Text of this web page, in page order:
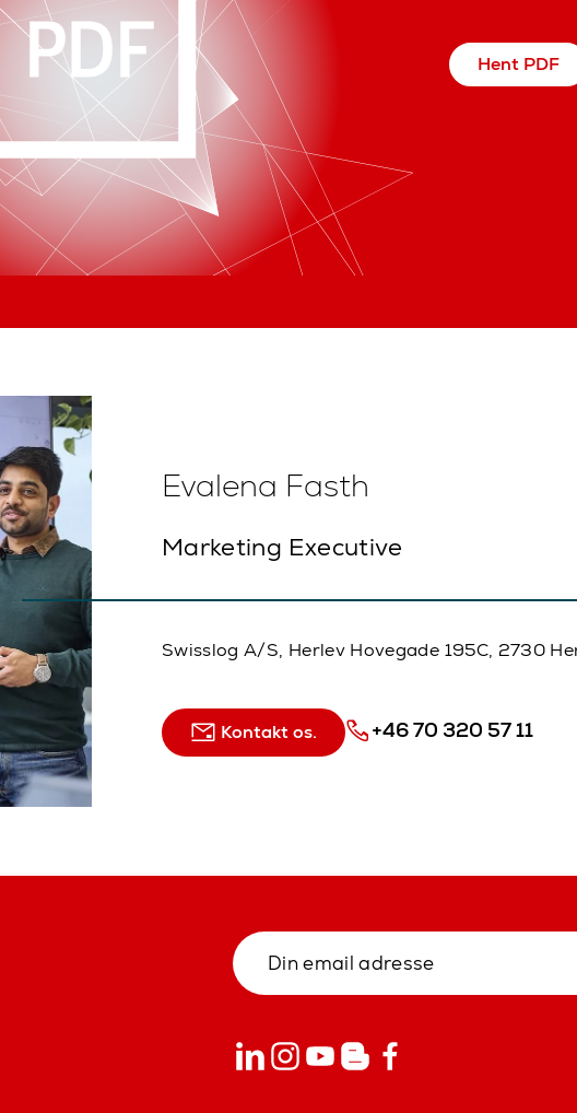
Hent PDF
Evalena Fasth
Marketing Executive
Swisslog A/S, Herlev Hovegade 195C, 2730
Kontakt os. +46 70 320 57 11